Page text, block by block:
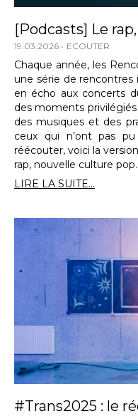
[Podcasts] Le
19.03.2026 ECOUTER
Chaque année, les
une série de rencontres
en écho aux concerts
des moments
des musiques et des
ceux qui n’ont pas
réécouter, voici la
rap, nouvelle culture pop.
LIRE LA SUITE...
#Trans2025 : le